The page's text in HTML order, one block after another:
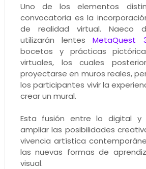
Uno de los elementos
convocatoria es la
de realidad virtual. Naeco
utilizarán lentesMetaQuest
bocetos y prácticas
virtuales, los cuales
proyectarse en muros reales,
los participantes vivir la
crear un mural.
Esta fusión entre lo digital y
ampliar las posibilidades
vivencia artística
las nuevas formas de
visual.